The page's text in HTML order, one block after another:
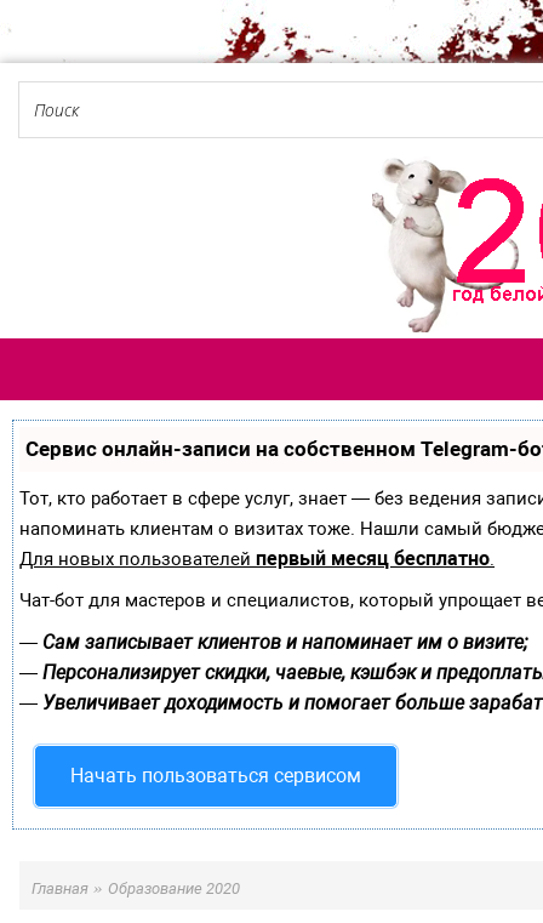
Сервис онлайн-записи на собственном Telegram-
Тот, кто работает в сфере услуг, знает — без ведения
напоминать клиентам о визитах тоже. Нашли самый
Для новых пользователей первый месяц бесплатно.
Чат-бот для мастеров и специалистов, который упрощает
— Сам записывает клиентов и напоминает им о визите;
— Персонализирует скидки, чаевые, кэшбэк и
— Увеличивает доходимость и помогает больше
Начать пользоваться сервисом
Главная » Образование 2020